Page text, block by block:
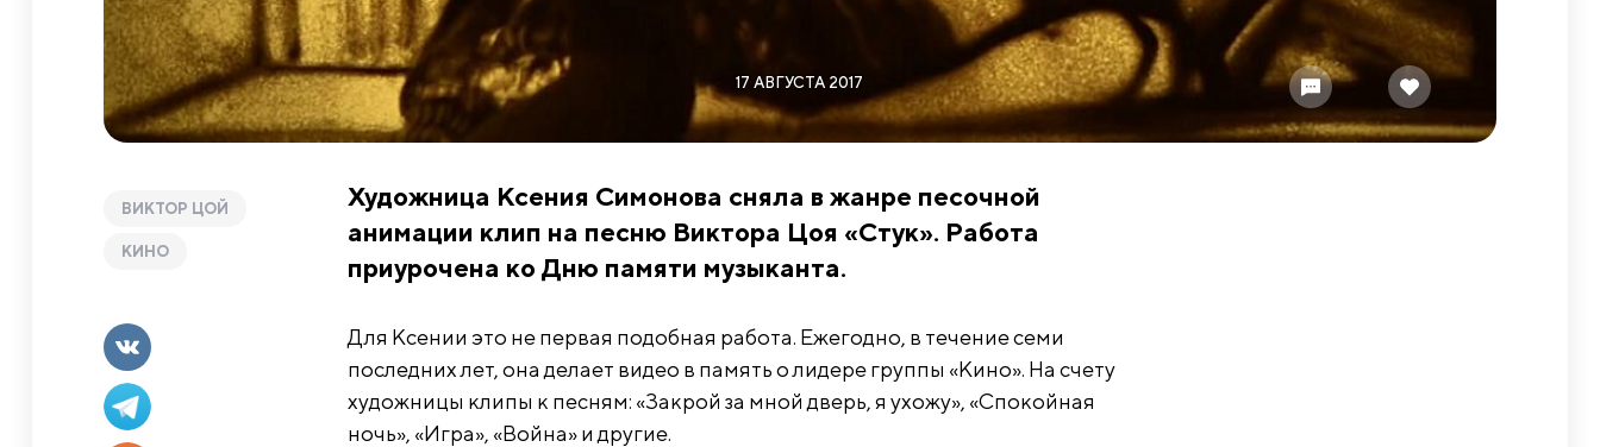
17 АВГУСТА 2017
ВИКТОР ЦОЙ
КИНО
Художница Ксения Симонова сняла в жанре песочной
анимации клип на песню Виктора Цоя «Стук». Работа
приурочена ко Дню памяти музыканта.
Для Ксении это не первая подобная работа. Ежегодно, в течение семи
последних лет, она делает видео в память о лидере группы «Кино». На счету
художницы клипы к песням: «Закрой за мной дверь, я ухожу», «Спокойная
ночь», «Игра», «Война» и другие.